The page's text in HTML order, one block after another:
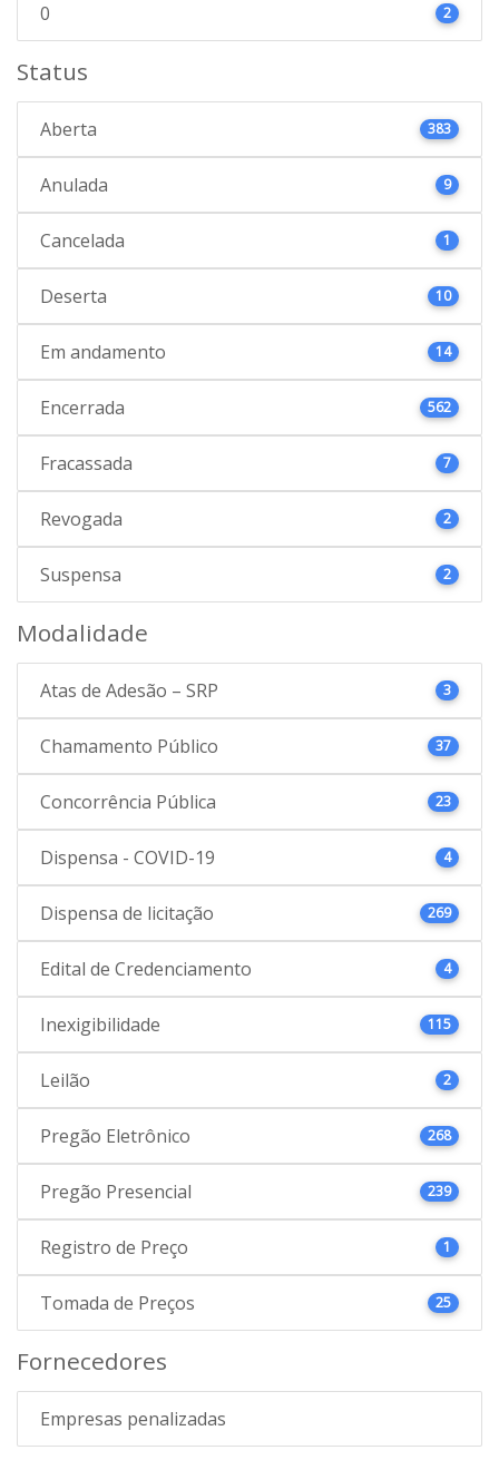
0 2
Status
Aberta 383
Anulada 9
Cancelada 1
Deserta 10
Em andamento 14
Encerrada 562
Fracassada 7
Revogada 2
Suspensa 2
Modalidade
Atas de Adesão – SRP 3
Chamamento Público 37
Concorrência Pública 23
Dispensa - COVID-19 4
Dispensa de licitação 269
Edital de Credenciamento 4
Inexigibilidade 115
Leilão 2
Pregão Eletrônico 268
Pregão Presencial 239
Registro de Preço 1
Tomada de Preços 25
Fornecedores
Empresas penalizadas